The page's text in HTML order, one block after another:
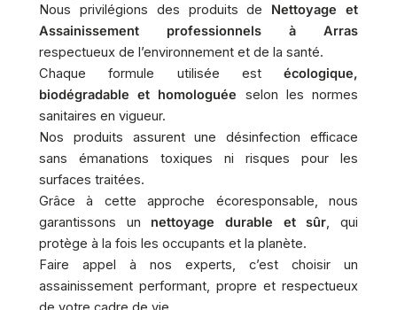
Nous privilégions des produits de Nettoyage et
Assainissement professionnels à Arras
respectueux de l’environnement et de la santé.
Chaque formule utilisée est écologique,
biodégradable et homologuée selon les normes
sanitaires en vigueur.
Nos produits assurent une désinfection efficace
sans émanations toxiques ni risques pour les
surfaces traitées.
Grâce à cette approche écoresponsable, nous
garantissons un nettoyage durable et sûr, qui
protège à la fois les occupants et la planète.
Faire appel à nos experts, c’est choisir un
assainissement performant, propre et respectueux